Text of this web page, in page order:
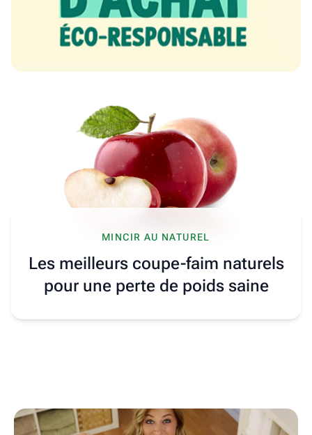
MINCIR AU NATUREL
Les meilleurs coupe-faim naturels
pour une perte de poids saine